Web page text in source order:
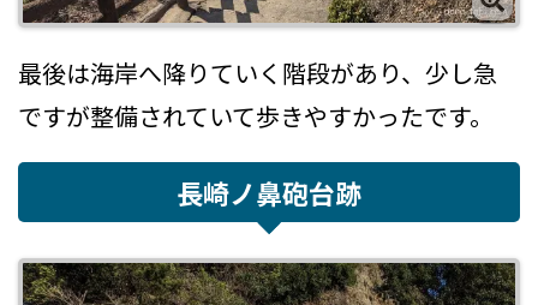
最後は海岸へ降りていく階段があり、少し急
ですが整備されていて歩きやすかったです。
長崎ノ鼻砲台跡